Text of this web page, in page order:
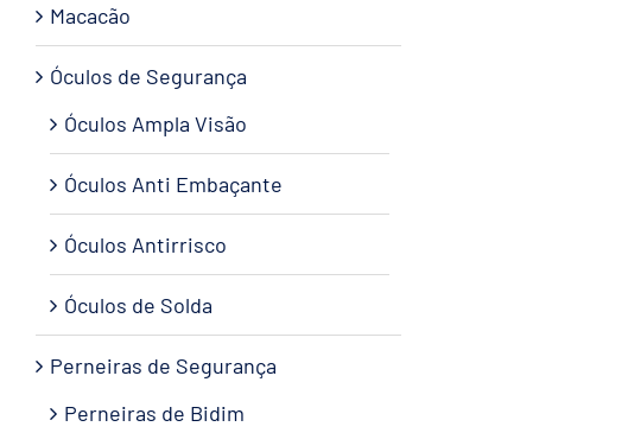
Macacão
Óculos de Segurança
Óculos Ampla Visão
Óculos Anti Embaçante
Óculos Antirrisco
Óculos de Solda
Perneiras de Segurança
Perneiras de Bidim